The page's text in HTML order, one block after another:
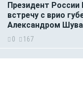
Президент
встречу с врио
Александром
0 167